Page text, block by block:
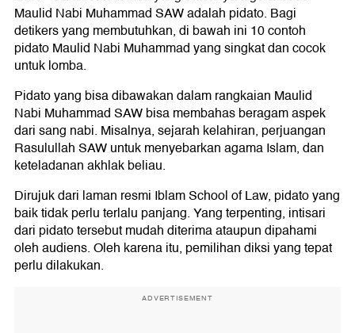
Contoh Pidato Maulid Nabi Muhammad #1
Contoh Pidato Maulid Nabi Muhammad #2
Contoh Pidato Maulid Nabi Muhammad #3
Contoh Pidato Maulid Nabi Muhammad #4
Contoh Pidato Maulid Nabi Muhammad #5
Contoh Pidato Maulid Nabi Muhammad #7
Contoh Pidato Maulid Nabi Muhammad #8
Contoh Pidato Maulid Nabi Muhammad #9
Contoh Pidato Maulid Nabi Muhammad #10
Maulid Nabi Muhammad SAW adalah pidato. Bagi
detikers yang membutuhkan, di bawah ini 10 contoh
pidato Maulid Nabi Muhammad yang singkat dan cocok
untuk lomba.
Pidato yang bisa dibawakan dalam rangkaian Maulid
Nabi Muhammad SAW bisa membahas beragam aspek
dari sang nabi. Misalnya, sejarah kelahiran, perjuangan
Rasulullah SAW untuk menyebarkan agama Islam, dan
keteladanan akhlak beliau.
Dirujuk dari laman resmi Iblam School of Law, pidato yang
baik tidak perlu terlalu panjang. Yang terpenting, intisari
dari pidato tersebut mudah diterima ataupun dipahami
oleh audiens. Oleh karena itu, pemilihan diksi yang tepat
perlu dilakukan.
ADVERTISEMENT